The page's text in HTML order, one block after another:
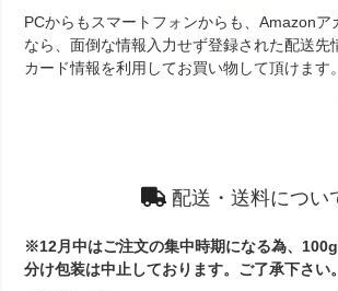
PCからもスマートフォンからも、Amazonア
なら、面倒な情報入力せず登録された配送先
カード情報を利用してお買い物して頂けます。
配送・送料につい
※12月中はご注文の集中時期になる為、
分け包装は中止しております。ご了承下さい。